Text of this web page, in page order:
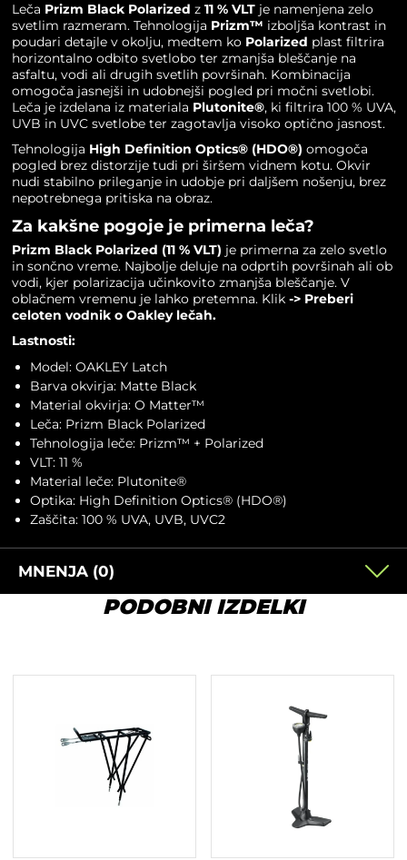
Leča Prizm Black Polarized z 11 % VLTje namenjena zelo
svetlim razmeram. Tehnologija Prizm™ izboljša kontrast in
poudari detajle v okolju, medtem ko Polarized plast filtrira
horizontalno odbito svetlobo ter zmanjša bleščanje na
asfaltu, vodi ali drugih svetlih površinah. Kombinacija
omogoča jasnejši in udobnejši pogled pri močni svetlobi.
Leča je izdelana iz materiala Plutonite®, ki filtrira 100 % UVA,
UVB in UVC svetlobe ter zagotavlja visoko optično jasnost.
Tehnologija High Definition Optics® (HDO®) omogoča
pogled brez distorzije tudi pri širšem vidnem kotu. Okvir
nudi stabilno prileganje in udobje pri daljšem nošenju, brez
nepotrebnega pritiska na obraz.
Za kakšne pogoje je primerna leča?
Prizm Black Polarized (11 % VLT) je primerna za zelo svetlo
in sončno vreme. Najbolje deluje na odprtih površinah ali ob
vodi, kjer polarizacija učinkovito zmanjša bleščanje. V
oblačnem vremenu je lahko pretemna. Klik -> Preberi
celoten vodnik o Oakley lečah.
Lastnosti:
Model: OAKLEY Latch
Barva okvirja: Matte Black
Material okvirja: O Matter™
Leča: Prizm Black Polarized
Tehnologija leče: Prizm™ + Polarized
VLT: 11 %
Material leče: Plutonite®
Optika: High Definition Optics® (HDO®)
Zaščita: 100 % UVA, UVB, UVC2
MNENJA (0)
PODOBNI IZDELKI